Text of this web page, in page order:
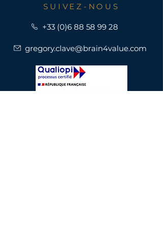
SUIVEZ-NOUS
+33 (0)6 88 58 99 28
gregory.clave@brain4value.com